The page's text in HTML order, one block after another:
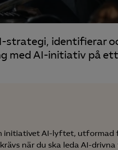
strategi, identifierar
med AI-initiativ på
initiativet AI-lyftet, utformad
när du ska leda AI-